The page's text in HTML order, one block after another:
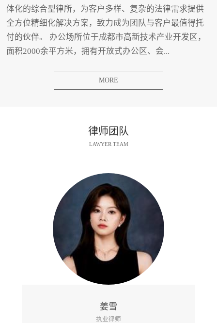
体化的综合型律所，为客户多样、复杂的法律需求提供
全方位精细化解决方案，致力成为团队与客户最值得托
付的伙伴。 办公场所位于成都市高新技术产业开发区，
面积2000余平方米，拥有开放式办公区、会...
MORE
律师团队
LAWYER TEAM
姜雪
执业律师